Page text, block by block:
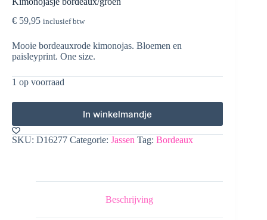
€ 59,95 inclusief btw
Mooie bordeauxrode kimonojas. Bloemen en
paisleyprint. One size.
1 op voorraad
In winkelmandje
SKU: D16277 Categorie: Jassen Tag: Bordeaux
Beschrijving